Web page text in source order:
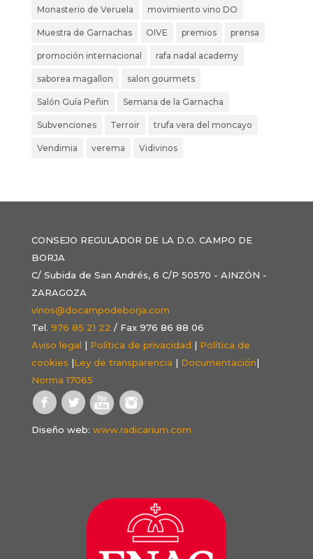
Monasterio de Veruela movimiento vino DO
Muestra de Garnachas OIVE premios prensa
promoción internacional rafa nadal academy
saborea magallon salon gourmets
Salón Guía Peñin Semana de la Garnacha
Subvenciones Terroir trufa vera del moncayo
Vendimia verema Vidivinos
CONSEJO REGULADOR DE LA D.O. CAMPO DE
BORJA
C/ Subida de San Andrés, 6 C/P 50570 - AINZÓN -
ZARAGOZA
vinos@docampodeborja.com
Tel. 976 85 21 22 / Fax 976 86 88 06
Aviso legal | Política de privacidad | Política de
cookies |Ley de transparencia | Documentación|
Norma 17065
Diseño web: www.radicarium.com